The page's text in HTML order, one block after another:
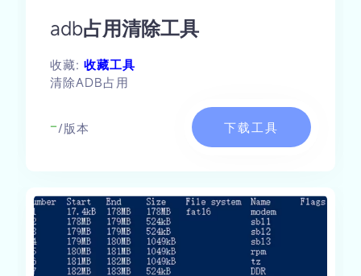
adb占用清除工具
收藏:收藏工具
清除ADB占用
-/版本 下载工具